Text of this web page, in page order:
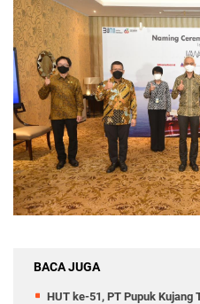
BACA JUGA
HUT ke-51, PT Pupuk Kujang